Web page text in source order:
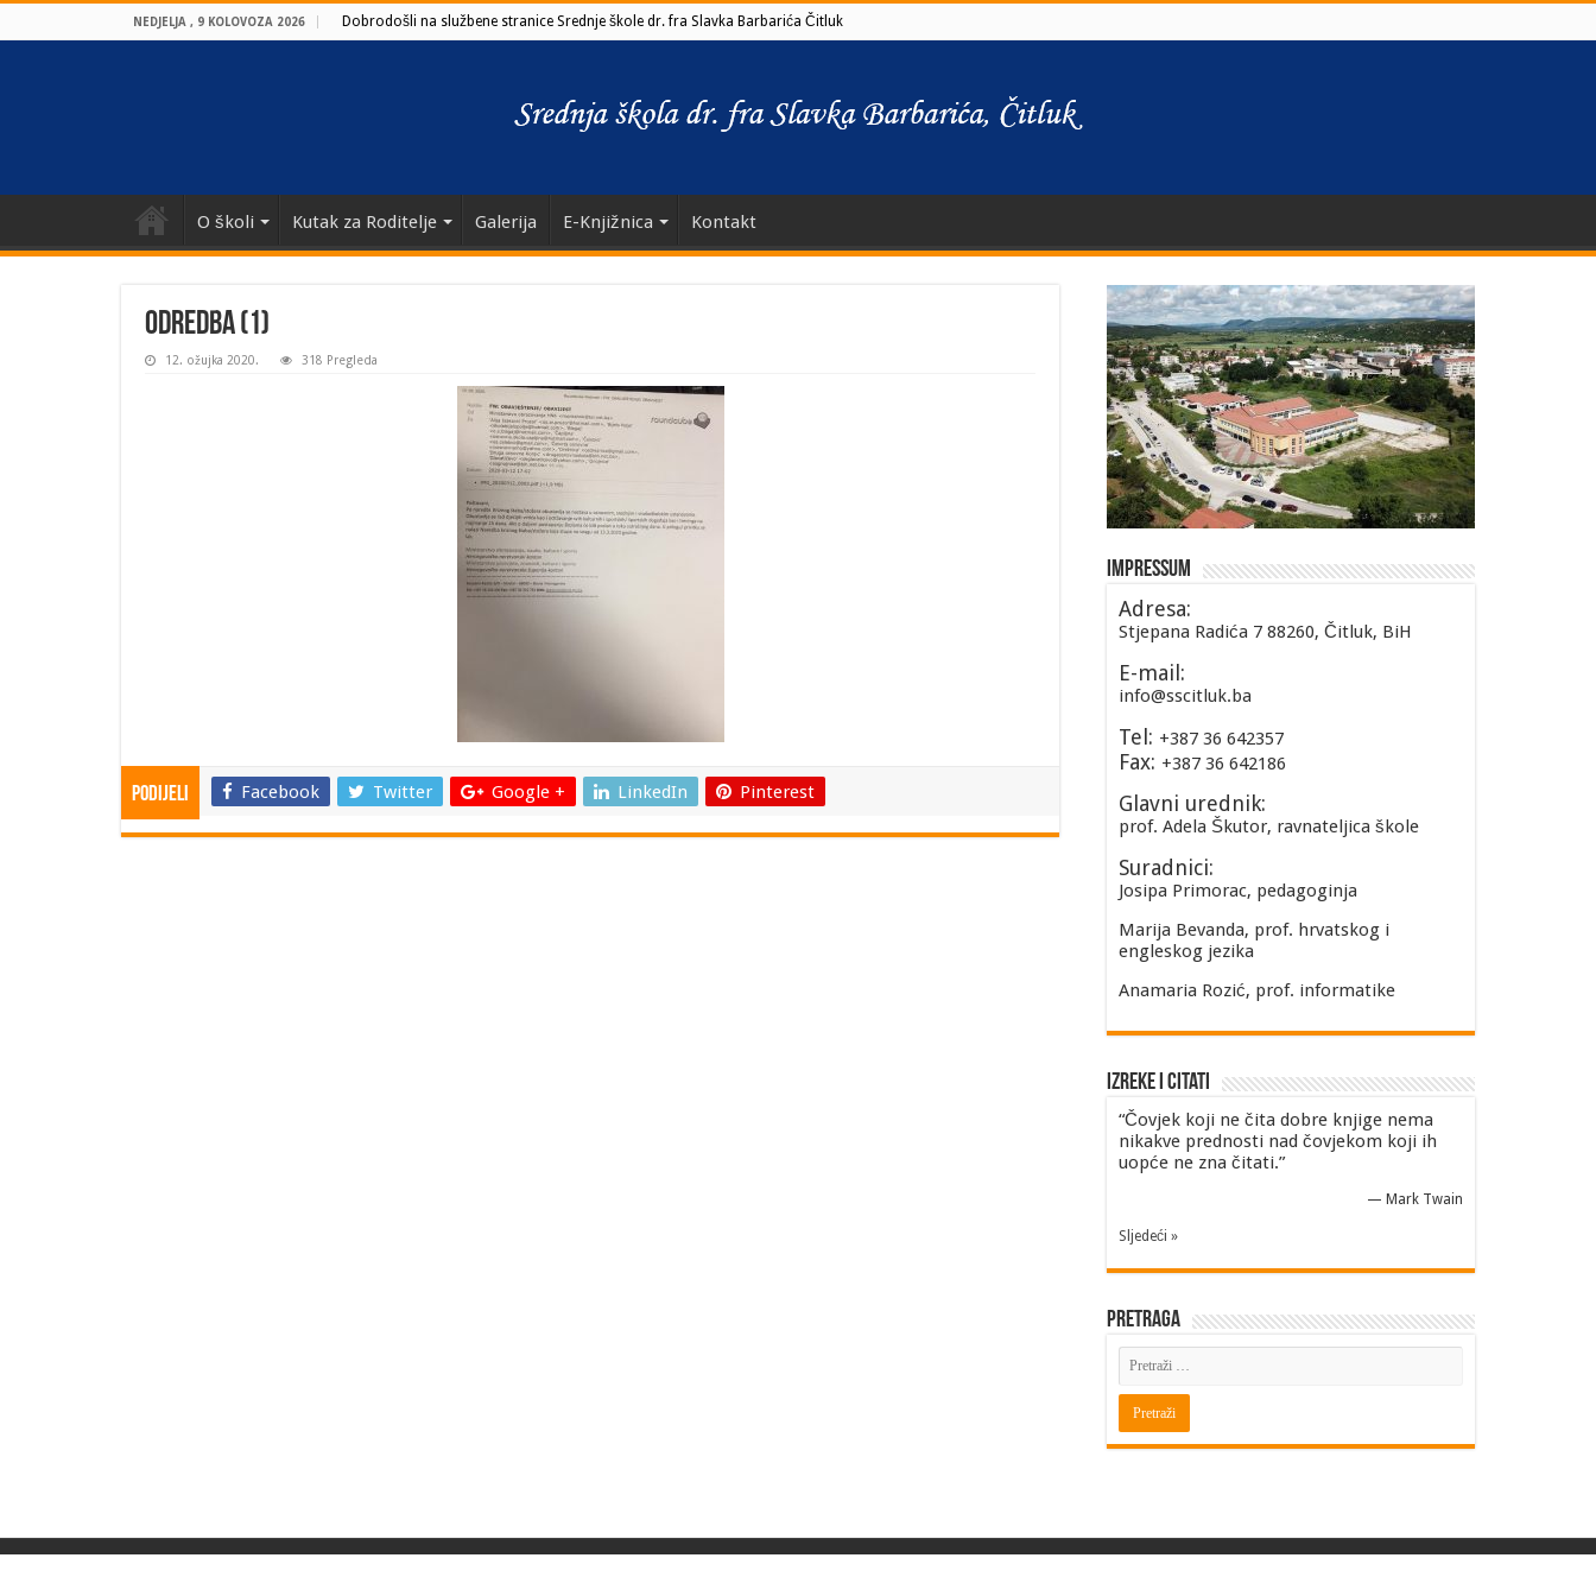
NEDJELJA , 9 KOLOVOZA 2026 Dobrodošli na službene stranice Srednje škole dr. fra Slavka Barbarića Čitluk
O školi Kutak za Roditelje Galerija E-Knjižnica Kontakt
Odredba (1)
12. ožujka 2020. 318 Pregleda
Podijeli Facebook Twitter Google + LinkedIn Pinterest
Impressum
Adresa:
Stjepana Radića 7 88260, Čitluk, BiH
E-mail:
info@sscitluk.ba
Tel: +387 36 642357
Fax: +387 36 642186
Glavni urednik:
prof. Adela Škutor, ravnateljica škole
Suradnici:
Josipa Primorac, pedagoginja
Marija Bevanda, prof. hrvatskog i
engleskog jezika
Anamaria Rozić, prof. informatike
Izreke i Citati
“Čovjek koji ne čita dobre knjige nema
nikakve prednosti nad čovjekom koji ih
uopće ne zna čitati.”
— Mark Twain
Sljedeći »
Pretraga